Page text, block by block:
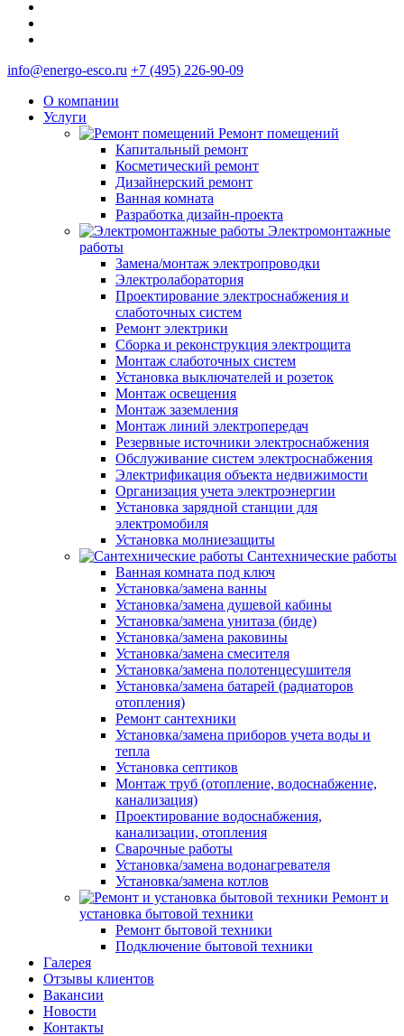
info@energo-esco.ru +7 (495) 226-90-09
О компании
Услуги
Ремонт помещений
Капитальный ремонт
Косметический ремонт
Дизайнерский ремонт
Ванная комната
Разработка дизайн-проекта
Электромонтажные
работы
Замена/монтаж электропроводки
Электролаборатория
Проектирование электроснабжения и
слаботочных систем
Ремонт электрики
Сборка и реконструкция электрощита
Монтаж слаботочных систем
Установка выключателей и розеток
Монтаж освещения
Монтаж заземления
Монтаж линий электропередач
Резервные источники электроснабжения
Обслуживание систем электроснабжения
Электрификация объекта недвижимости
Организация учета электроэнергии
Установка зарядной станции для
электромобиля
Установка молниезащиты
Сантехнические работы
Ванная комната под ключ
Установка/замена ванны
Установка/замена душевой кабины
Установка/замена унитаза (биде)
Установка/замена раковины
Установка/замена смесителя
Установка/замена полотенцесушителя
Установка/замена батарей (радиаторов
отопления)
Ремонт сантехники
Установка/замена приборов учета воды и
тепла
Установка септиков
Монтаж труб (отопление, водоснабжение,
канализация)
Проектирование водоснабжения,
канализации, отопления
Сварочные работы
Установка/замена водонагревателя
Установка/замена котлов
Ремонт и
установка бытовой техники
Ремонт бытовой техники
Подключение бытовой техники
Галерея
Отзывы клиентов
Вакансии
Новости
Контакты